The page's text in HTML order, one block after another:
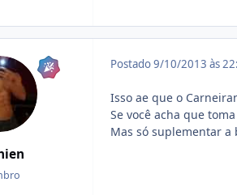
Postado9/10/2013 às
Isso ae que o
Se você acha que
Mas só suplementar